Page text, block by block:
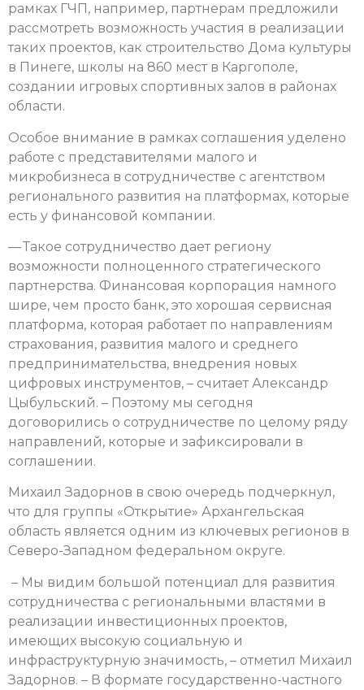
рамках ГЧП, например, партнерам предложили
рассмотреть возможность участия в реализации
таких проектов, как строительство Дома культуры
в Пинеге, школы на 860 мест в Каргополе,
создании игровых спортивных залов в районах
области.
Особое внимание в рамках соглашения уделено
работе с представителями малого и
микробизнеса в сотрудничестве с агентством
регионального развития на платформах, которые
есть у финансовой компании.
— Такое сотрудничество дает региону
возможности полноценного стратегического
партнерства. Финансовая корпорация намного
шире, чем просто банк, это хорошая сервисная
платформа, которая работает по направлениям
страхования, развития малого и среднего
предпринимательства, внедрения новых
цифровых инструментов, – считает Александр
Цыбульский. – Поэтому мы сегодня
договорились о сотрудничестве по целому ряду
направлений, которые и зафиксировали в
соглашении.
Михаил Задорнов в свою очередь подчеркнул,
что для группы «Открытие» Архангельская
область является одним из ключевых регионов в
Северо-Западном федеральном округе.
– Мы видим большой потенциал для развития
сотрудничества с региональными властями в
реализации инвестиционных проектов,
имеющих высокую социальную и
инфраструктурную значимость, – отметил Михаил
Задорнов. – В формате государственно-частного